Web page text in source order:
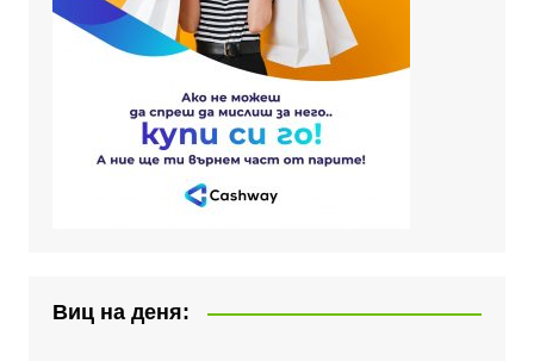
Виц на деня: